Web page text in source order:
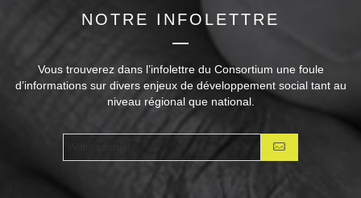
NOTRE INFOLETTRE
Vous trouverez dans l’infolettre du Consortium une foule
d’informations sur divers enjeux de développement social tant au
niveau régional que national.